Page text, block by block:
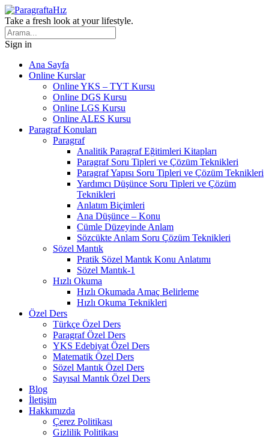
Take a fresh look at your lifestyle.
Sign in
Ana Sayfa
Online Kurslar
Online YKS – TYT Kursu
Online DGS Kursu
Online LGS Kursu
Online ALES Kursu
Paragraf Konuları
Paragraf
Analitik Paragraf Eğitimleri Kitapları
Paragraf Soru Tipleri ve Çözüm Teknikleri
Paragraf Yapısı Soru Tipleri ve Çözüm Teknikleri
Yardımcı Düşünce Soru Tipleri ve Çözüm
Teknikleri
Anlatım Biçimleri
Ana Düşünce – Konu
Cümle Düzeyinde Anlam
Sözcükte Anlam Soru Çözüm Teknikleri
Sözel Mantık
Pratik Sözel Mantık Konu Anlatımı
Sözel Mantık-1
Hızlı Okuma
Hızlı Okumada Amaç Belirleme
Hızlı Okuma Teknikleri
Özel Ders
Türkçe Özel Ders
Paragraf Özel Ders
YKS Edebiyat Özel Ders
Matematik Özel Ders
Sözel Mantık Özel Ders
Sayısal Mantık Özel Ders
Blog
İletişim
Hakkımızda
Çerez Politikası
Gizlilik Politikası